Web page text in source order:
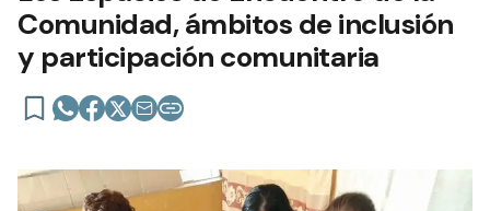
Comunidad, ámbitos de inclusión
y participación comunitaria